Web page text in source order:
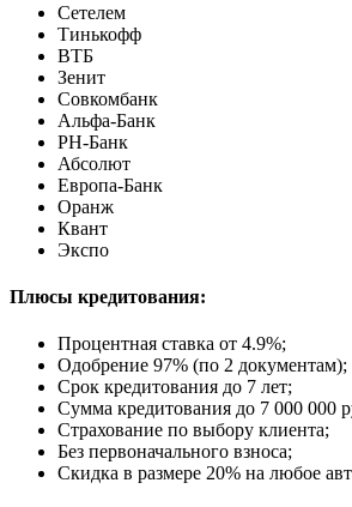
Сетелем
Тинькофф
ВТБ
Зенит
Совкомбанк
Альфа-Банк
РН-Банк
Абсолют
Европа-Банк
Оранж
Квант
Экспо
Плюсы кредитования:
Процентная ставка от 4.9%;
Одобрение 97% (по 2 документам);
Срок кредитования до 7 лет;
Сумма кредитования до 7 000 000
Страхование по выбору клиента;
Без первоначального взноса;
Скидка в размере 20% на любое